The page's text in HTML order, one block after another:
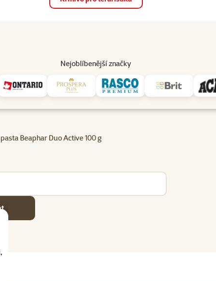
Nejoblíbenější značky
Prodejny Služby
Beaphar Duo Active 100 g